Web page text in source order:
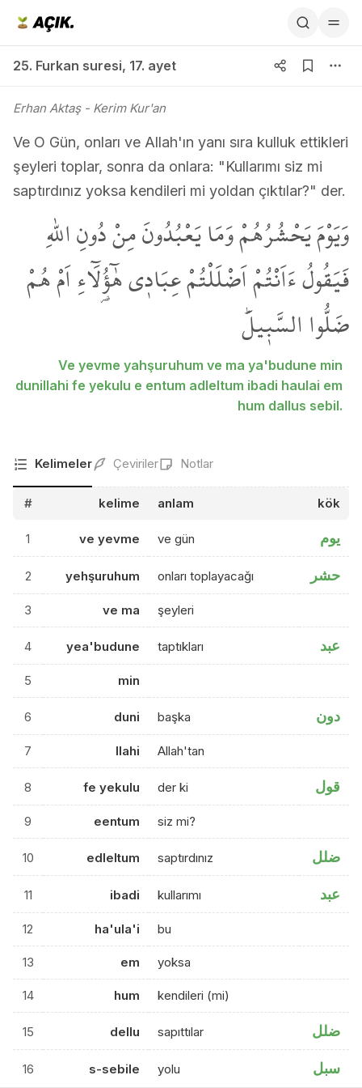
25. Furkan suresi, 17. ayet
Erhan Aktaş- Kerim Kur'an
Ve O Gün, onları ve Allah'ın yanı sıra kulluk ettikleri
şeyleri toplar, sonra da onlara: "Kullarımı siz mi
saptırdınız yoksa kendileri mi yoldan çıktılar?" der.
وَيَوْمَ يَحْشُرُهُمْ وَمَا يَعْبُدُونَ مِنْ دُونِ اللّٰهِ
فَيَقُولُ ءَاَنْتُمْ اَضْلَلْتُمْ عِبَاد۪ي هٰٓؤُ۬لَٓاءِ اَمْ هُمْ
ضَلُّوا السَّب۪يلَۜ
Ve yevme yahşuruhum ve ma ya'budune min
dunillahi fe yekulu e entum adleltum ibadi haulai em
hum dallus sebil.
Kelimeler Çeviriler Notlar
# kelime anlam kök
1 ve yevme ve gün يوم
2 yehşuruhum onları toplayacağı حشر
3 ve ma şeyleri
4 yea'budune taptıkları عبد
5 min
6 duni başka دون
7 llahi Allah'tan
8 fe yekulu der ki قول
9 eentum siz mi?
10 edleltum saptırdınız ضلل
11 ibadi kullarımı عبد
12 ha'ula'i bu
13 em yoksa
14 hum kendileri (mi)
15 dellu sapıttılar ضلل
16 s-sebile yolu سبل